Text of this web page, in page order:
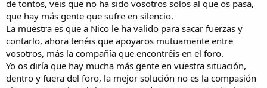
de tontos, veis que no ha sido vosotros solos al que os pasa,
que hay más gente que sufre en silencio.
La muestra es que a Nico le ha valido para sacar fuerzas y
contarlo, ahora tenéis que apoyaros mutuamente entre
vosotros, más la compañía que encontréis en el foro.
Yo os diría que hay mucha más gente en vuestra situación,
dentro y fuera del foro, la mejor solución no es la compasión